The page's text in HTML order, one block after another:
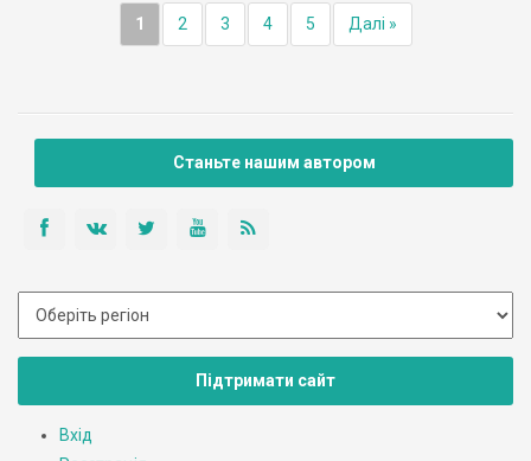
1 2 3 4 5 Далі »
Станьте нашим автором
Підтримати сайт
Вхід